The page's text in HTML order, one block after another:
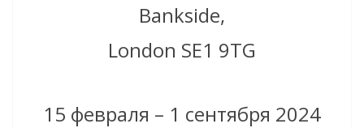
Bankside,
London SE1 9TG
15 февраля – 1 сентября 2024